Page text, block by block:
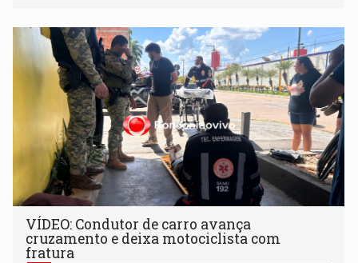
VÍDEO: Condutor de carro avança
cruzamento e deixa motociclista com
fratura